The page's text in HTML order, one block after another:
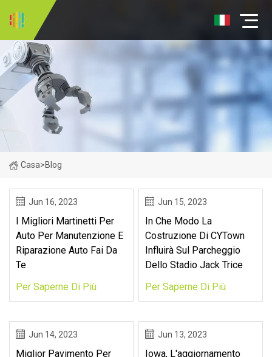
Casa>Blog
Jun 16, 2023
I Migliori Martinetti Per
Auto Per Manutenzione E
Riparazione Auto Fai Da
Te
Per Saperne Di Più
Jun 15, 2023
In Che Modo La
Costruzione Di CYTown
Influirà Sul Parcheggio
Dello Stadio Jack Trice
Per Saperne Di Più
Jun 14, 2023
Miglior Pavimento Per
Jun 13, 2023
Iowa, L'aggiornamento